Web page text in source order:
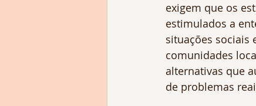
exigem que os
estimulados a
situações sociais
comunidades
alternativas que
de problemas